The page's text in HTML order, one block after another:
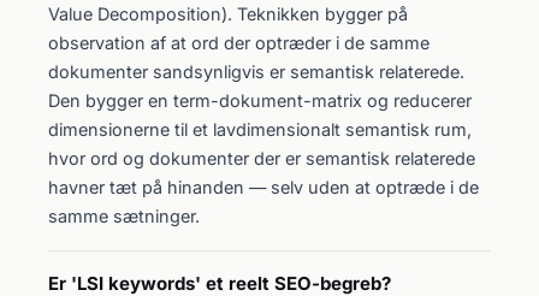
Value Decomposition). Teknikken bygger på
observation af at ord der optræder i de samme
dokumenter sandsynligvis er semantisk relaterede.
Den bygger en term-dokument-matrix og reducerer
dimensionerne til et lavdimensionalt semantisk rum,
hvor ord og dokumenter der er semantisk relaterede
havner tæt på hinanden — selv uden at optræde i de
samme sætninger.
Er 'LSI keywords' et reelt SEO-begreb?